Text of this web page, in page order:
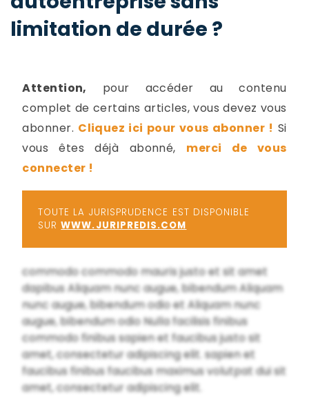
limitation de durée ?
Attention, pour accéder au contenu
complet de certains articles, vous devez vous
abonner. Cliquez ici pour vous abonner ! Si
vous êtes déjà abonné, merci de vous
connecter !
TOUTE LA JURISPRUDENCE EST DISPONIBLE
SURWWW.JURIPREDIS.COM
commodo commodo mauris justo et sit amet
dapibus Aliquam nunc augue, bibendum Aliquam
nunc augue, bibendum odio et Aliquam nunc
augue, bibendum odio Nulla facilisis finibus
commodo finibus sapien et faucibus justo sit
amet, consectetur adipiscing elit. sapien et
faucibus finibus faucibus maximus volutpat dui sit
amet, consectetur adipiscing elit.